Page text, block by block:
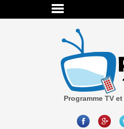
Programme TV